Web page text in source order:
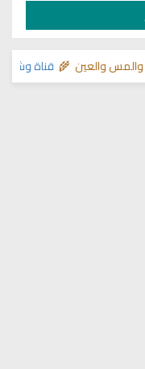
قناة وشفاء لما في🌾